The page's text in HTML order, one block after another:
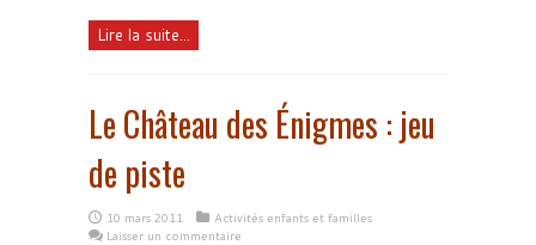
Lire la suite...
Le Château des Énigmes : jeu
de piste
10 mars 2011
Activités enfants et familles
Laisser un commentaire